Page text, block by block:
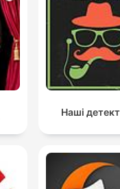
Наші